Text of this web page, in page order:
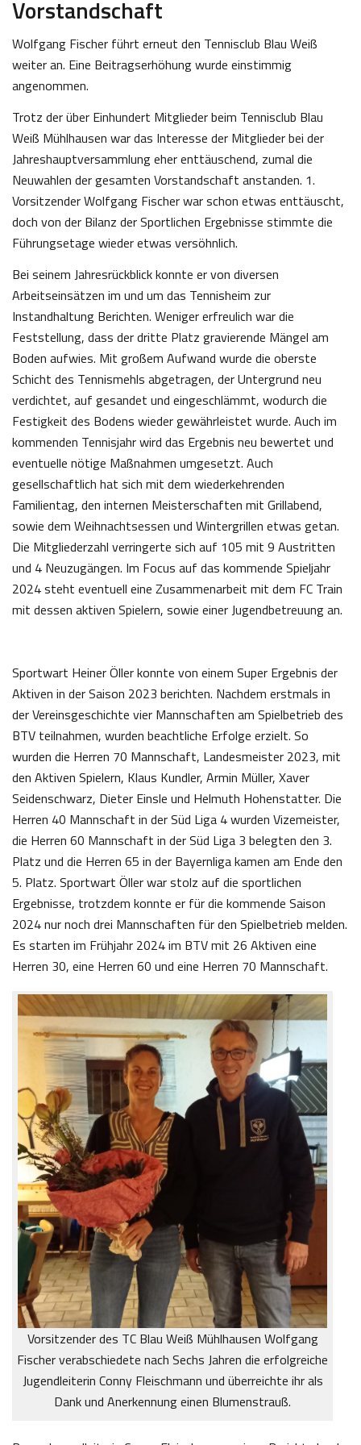
Vorstandschaft
Wolfgang Fischer führt erneut den Tennisclub Blau Weiß
weiter an. Eine Beitragserhöhung wurde einstimmig
angenommen.
Trotz der über Einhundert Mitglieder beim Tennisclub Blau
Weiß Mühlhausen war das Interesse der Mitglieder bei der
Jahreshauptversammlung eher enttäuschend, zumal die
Neuwahlen der gesamten Vorstandschaft anstanden. 1.
Vorsitzender Wolfgang Fischer war schon etwas enttäuscht,
doch von der Bilanz der Sportlichen Ergebnisse stimmte die
Führungsetage wieder etwas versöhnlich.
Bei seinem Jahresrückblick konnte er von diversen
Arbeitseinsätzen im und um das Tennisheim zur
Instandhaltung Berichten. Weniger erfreulich war die
Feststellung, dass der dritte Platz gravierende Mängel am
Boden aufwies. Mit großem Aufwand wurde die oberste
Schicht des Tennismehls abgetragen, der Untergrund neu
verdichtet, auf gesandet und eingeschlämmt, wodurch die
Festigkeit des Bodens wieder gewährleistet wurde. Auch im
kommenden Tennisjahr wird das Ergebnis neu bewertet und
eventuelle nötige Maßnahmen umgesetzt. Auch
gesellschaftlich hat sich mit dem wiederkehrenden
Familientag, den internen Meisterschaften mit Grillabend,
sowie dem Weihnachtsessen und Wintergrillen etwas getan.
Die Mitgliederzahl verringerte sich auf 105 mit 9 Austritten
und 4 Neuzugängen. Im Focus auf das kommende Spieljahr
2024 steht eventuell eine Zusammenarbeit mit dem FC Train
mit dessen aktiven Spielern, sowie einer Jugendbetreuung an.
Sportwart Heiner Öller konnte von einem Super Ergebnis der
Aktiven in der Saison 2023 berichten. Nachdem erstmals in
der Vereinsgeschichte vier Mannschaften am Spielbetrieb des
BTV teilnahmen, wurden beachtliche Erfolge erzielt. So
wurden die Herren 70 Mannschaft, Landesmeister 2023, mit
den Aktiven Spielern, Klaus Kundler, Armin Müller, Xaver
Seidenschwarz, Dieter Einsle und Helmuth Hohenstatter. Die
Herren 40 Mannschaft in der Süd Liga 4 wurden Vizemeister,
die Herren 60 Mannschaft in der Süd Liga 3 belegten den 3.
Platz und die Herren 65 in der Bayernliga kamen am Ende den
5. Platz. Sportwart Öller war stolz auf die sportlichen
Ergebnisse, trotzdem konnte er für die kommende Saison
2024 nur noch drei Mannschaften für den Spielbetrieb melden.
Es starten im Frühjahr 2024 im BTV mit 26 Aktiven eine
Herren 30, eine Herren 60 und eine Herren 70 Mannschaft.
Vorsitzender des TC Blau Weiß Mühlhausen Wolfgang
Fischer verabschiedete nach Sechs Jahren die erfolgreiche
Jugendleiterin Conny Fleischmann und überreichte ihr als
Dank und Anerkennung einen Blumenstrauß.